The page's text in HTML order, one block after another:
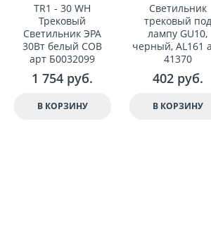
TR1 - 30 WH
Трековый
Светильник ЭРА
30Вт белый COB
арт Б0032099
1 754 руб.
В КОРЗИНУ
Светильник
трековый под
лампу GU10,
черный, AL161
41370
402 руб.
В КОРЗИНУ